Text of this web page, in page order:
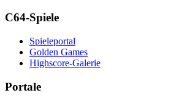
C64-Spiele
Spieleportal
Golden Games
Highscore-Galerie
Portale